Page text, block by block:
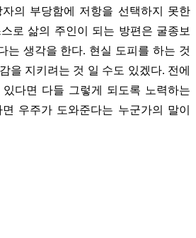
의 부당함에 저항을 선택하지 못한
로 삶의 주인이 되는 방편은 굴종보
는 생각을 한다. 현실 도피를 하는 것
을 지키려는 것 일 수도 있겠다. 전에
다면 다들 그렇게 되도록 노력하는
우주가 도와준다는 누군가의 말이